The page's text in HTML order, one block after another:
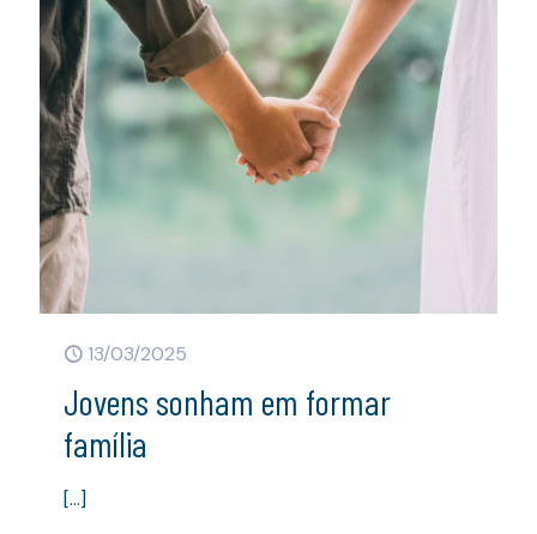
13/03/2025
Jovens sonham em formar
família
[…]